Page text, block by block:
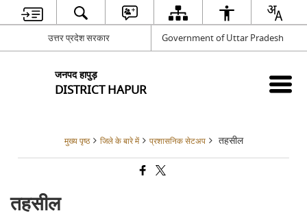
उत्तर प्रदेश सरकार Government of Uttar Pradesh
जनपद हापुड़
DISTRICT HAPUR
मुख्य पृष्ठ जिले के बारे में प्रशासनिक सेटअप तहसील
तहसील